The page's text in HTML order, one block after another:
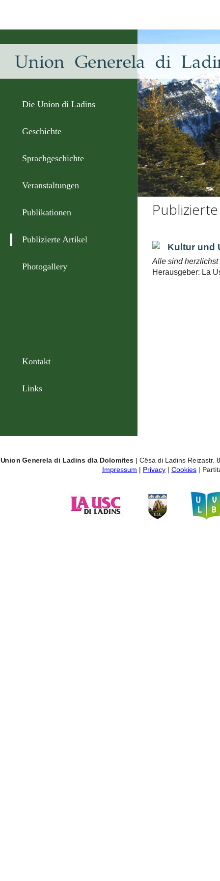
Union Generela di
Die Union di Ladins
Geschichte
Sprachgeschichte
Veranstaltungen
Publikationen
Publizierte Artikel
Photogallery
Kontakt
Links
Kultur und
Alle sind
Herausgeber: La
Union Generela di Ladins dla Dolomites | Cësa di Ladins Reizastr.
Impressum | Privacy | Cookies |